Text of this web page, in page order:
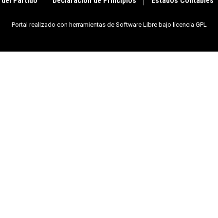
Portal realizado con herramientas de Software Libre bajo licencia GPL